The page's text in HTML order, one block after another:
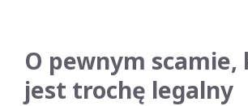
O pewnym
jest trochę legalny